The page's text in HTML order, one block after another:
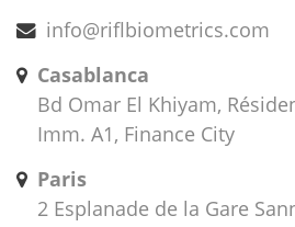
info@riflbiometrics.com
Casablanca
Bd Omar El Khiyam,
Imm. A1, Finance City
Paris
2 Esplanade de la Gare